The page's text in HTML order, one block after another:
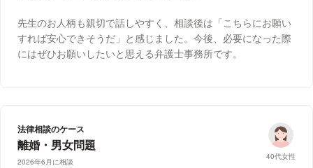
先生のお人柄も親切で話しやすく、相談後は「こちらにお願い
すれば安心できそうだ」と感じました。今後、必要になった際
にはぜひお願いしたいと思える弁護士事務所です。
法律相談のケース
離婚・男女問題
2026年6月に相談
40代女性